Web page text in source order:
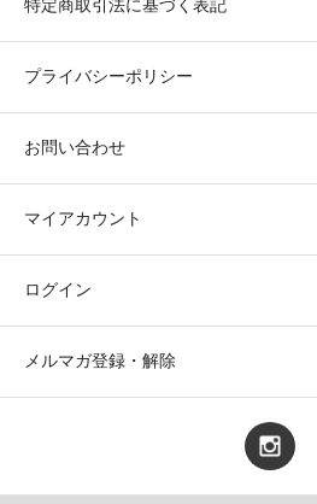
特定商取引法に基づく表記
プライバシーポリシー
お問い合わせ
マイアカウント
ログイン
メルマガ登録・解除